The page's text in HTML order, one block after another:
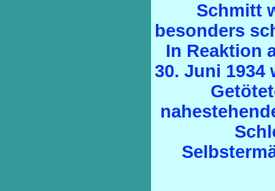
Schmitt
besonders
In Reaktion
30. Juni 1934